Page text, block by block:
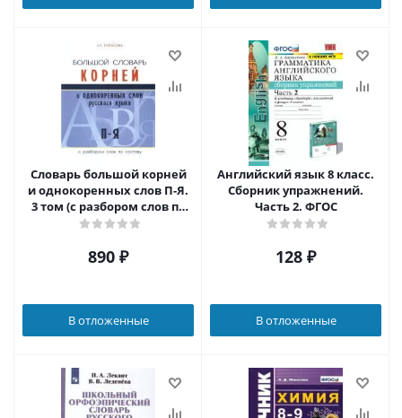
Словарь большой корней
и однокоренных слов П-Я.
3 том (с разбором слов по
составу)
890 ₽
В отложенные
Английский язык 8 класс.
Сборник упражнений.
Часть 2. ФГОС
128 ₽
В отложенные